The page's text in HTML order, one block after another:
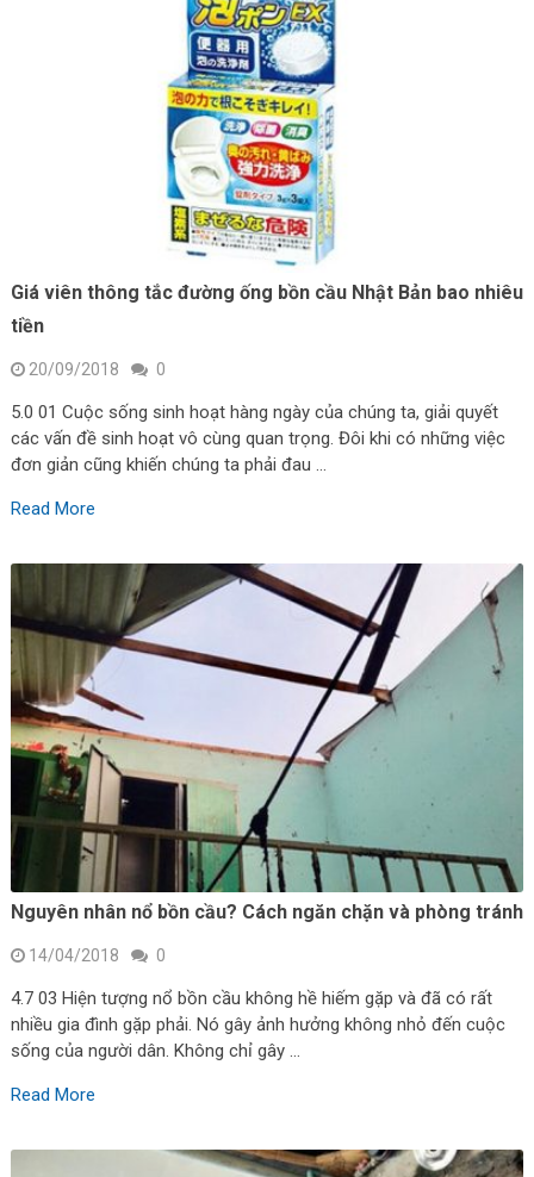
Giá viên thông tắc đường ống bồn cầu Nhật Bản bao nhiêu
tiền
20/09/2018 0
5.0 01 Cuộc sống sinh hoạt hàng ngày của chúng ta, giải quyết
các vấn đề sinh hoạt vô cùng quan trọng. Đôi khi có những việc
đơn giản cũng khiến chúng ta phải đau …
Read More
Nguyên nhân nổ bồn cầu? Cách ngăn chặn và phòng tránh
14/04/2018 0
4.7 03 Hiện tượng nổ bồn cầu không hề hiếm gặp và đã có rất
nhiều gia đình gặp phải. Nó gây ảnh hưởng không nhỏ đến cuộc
sống của người dân. Không chỉ gây …
Read More